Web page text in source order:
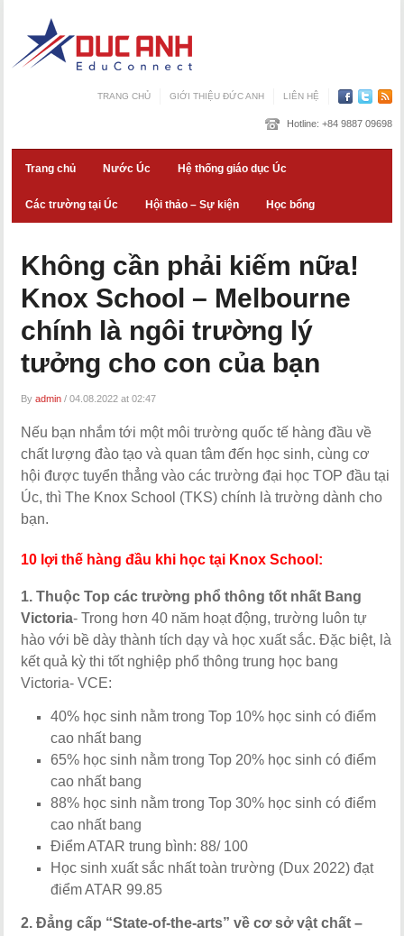
TRANG CHỦ GIỚI THIỆU ĐỨC ANH LIÊN HỆ
Hotline: +84 9887 09698
Trang chủ Nước Úc Hệ thống giáo dục Úc
Các trường tại Úc Hội thảo – Sự kiện Học bổng
Không cần phải kiếm nữa!
Knox School – Melbourne
chính là ngôi trường lý
tưởng cho con của bạn
Byadmin /04.08.2022 at 02:47
Nếu bạn nhắm tới một môi trường quốc tế hàng đầu về
chất lượng đào tạo và quan tâm đến học sinh, cùng cơ
hội được tuyển thẳng vào các trường đại học TOP đầu tại
Úc, thì The Knox School (TKS) chính là trường dành cho
bạn.
10 lợi thế hàng đầu khi học tại Knox School:
1. Thuộc Top các trường phổ thông tốt nhất Bang
Victoria- Trong hơn 40 năm hoạt động, trường luôn tự
hào với bề dày thành tích dạy và học xuất sắc. Đặc biệt, là
kết quả kỳ thi tốt nghiệp phổ thông trung học bang
Victoria- VCE:
40% học sinh nằm trong Top 10% học sinh có điểm
cao nhất bang
65% học sinh nằm trong Top 20% học sinh có điểm
cao nhất bang
88% học sinh nằm trong Top 30% học sinh có điểm
cao nhất bang
Điểm ATAR trung bình: 88/ 100
Học sinh xuất sắc nhất toàn trường (Dux 2022) đạt
điểm ATAR 99.85
2. Đẳng cấp “State-of-the-arts” về cơ sở vật chất –